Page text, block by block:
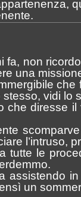
fa, non
una
vidi lo
che diresse
tutte le
assistendo
un